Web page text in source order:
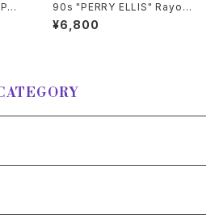
ニ
90s "PERRY ELLIS" Rayon/
Polyester S/S Check Shirt
ペリーエリス レーヨン ポリチェ
¥6,800